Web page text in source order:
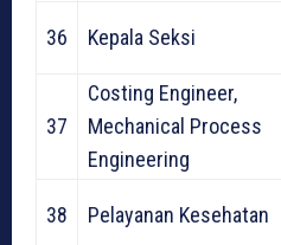
36 Kepala Seksi
37
Costing Engineer,
Mechanical Process
Engineering
38 Pelayanan Kesehatan